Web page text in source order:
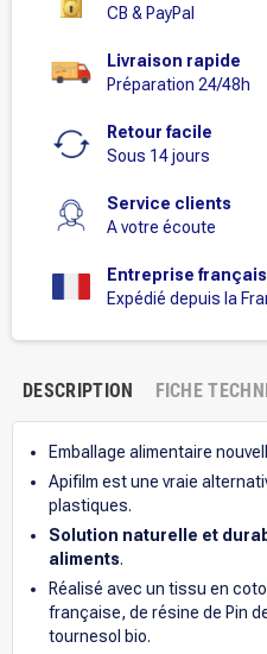
CB & PayPal
Livraison rapide
Préparation 24/48h
Retour facile
Sous 14 jours
Service clients
A votre écoute
Entreprise
Expédié depuis la
DESCRIPTION FICHE
Emballage alimentaire
Apifilm est une vraie
plastiques.
Solution naturelle et
aliments.
Réalisé avec un tissu en
française, de résine de Pin
tournesol bio.